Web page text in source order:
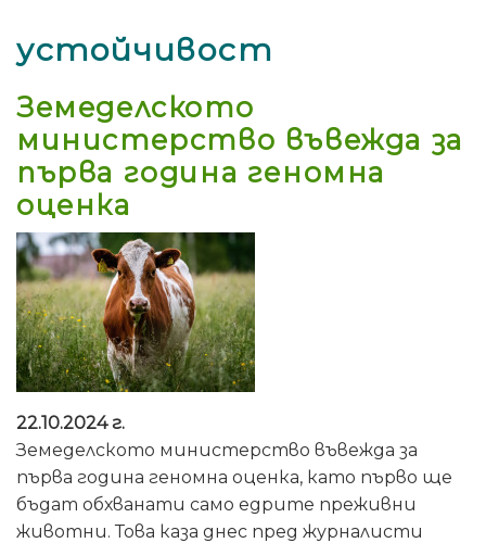
устойчивост
Земеделското
министерство въвежда за
първа година геномна
оценка
22.10.2024 г.
Земеделското министерство въвежда за
първа година геномна оценка, като първо ще
бъдат обхванати само едрите преживни
животни. Това каза днес пред журналисти